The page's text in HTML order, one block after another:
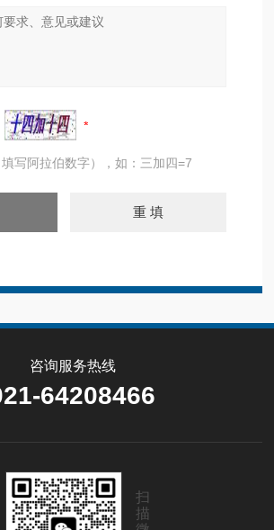
写阿拉伯数字），如：三加四=7
咨询服务热线
64208466
扫
描